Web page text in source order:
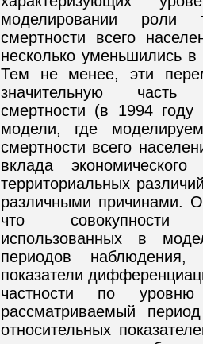
моделировании роли
смертности всего
несколько уменьшились
Тем не менее, эти
значительную часть
смертности (в 1994
модели, где
смертности всего
вклада
территориальных
различными причинами.
что совокупности
использованных в
периодов наблюдения,
показатели
частности по
рассматриваемый
относительных